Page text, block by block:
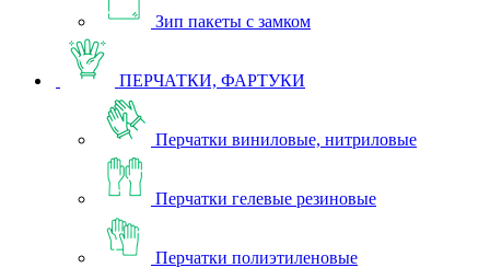
Зип пакеты с замком
ПЕРЧАТКИ, ФАРТУКИ
Перчатки виниловые, нитриловые
Перчатки гелевые резиновые
Перчатки полиэтиленовые